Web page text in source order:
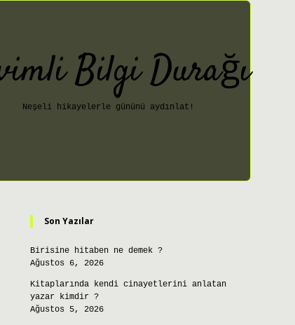
Bilgi Durağı
Neşeli hikayelerle gününü aydınlat!
Sidebar
Son Yazılar
Birisine hitaben ne demek ?
Ağustos 6, 2026
Kitaplarında kendi cinayetlerini anlatan
yazar kimdir ?
Ağustos 5, 2026